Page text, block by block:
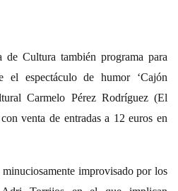
Cultura también programa para
el espectáculo de humor ‘Cajón
Carmelo Pérez Rodríguez (El
venta de entradas a 12 euros en
minuciosamente improvisado por los